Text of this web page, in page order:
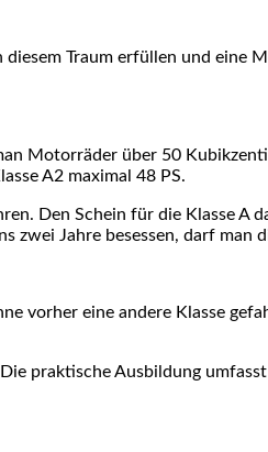
Traum erfüllen und eine
Motorräder über 50
A2 maximal 48 PS.
Den Schein für die Klasse A
Jahre besessen, darf man
vorher eine andere Klasse
praktische Ausbildung